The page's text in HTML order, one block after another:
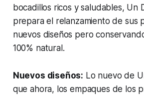
bocadillos ricos y saludables, Un
prepara el relanzamiento de sus
nuevos diseños pero
100% natural.
Nuevos diseños: Lo nuevo de
que ahora, los empaques de los